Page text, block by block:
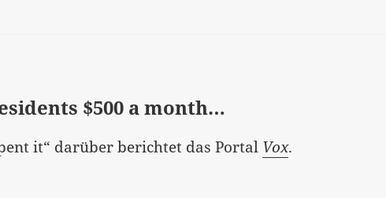
$500 a month…
it“ darüber berichtet das Portal Vox.